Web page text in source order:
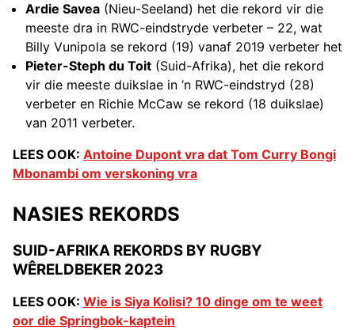
Ardie Savea (Nieu-Seeland) het die rekord vir die
meeste dra in RWC-eindstryde verbeter – 22, wat
Billy Vunipola se rekord (19) vanaf 2019 verbeter het
Pieter-Steph du Toit (Suid-Afrika), het die rekord
vir die meeste duikslae in ‘n RWC-eindstryd (28)
verbeter en Richie McCaw se rekord (18 duikslae)
van 2011 verbeter.
LEES OOK: Antoine Dupont vra dat Tom Curry Bongi
Mbonambi om verskoning vra
NASIES REKORDS
SUID-AFRIKA REKORDS BY RUGBY
WÊRELDBEKER 2023
LEES OOK: Wie is Siya Kolisi? 10 dinge om te weet
oor die Springbok-kaptein